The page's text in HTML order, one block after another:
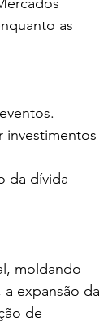
as
investimentos
da dívida
moldando
expansão da
de